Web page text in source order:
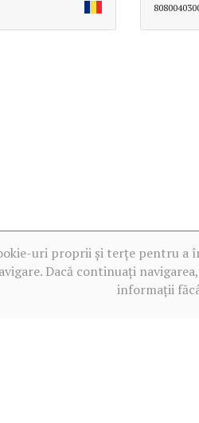
uri proprii și terțe pentru a
Dacă continuați
informații